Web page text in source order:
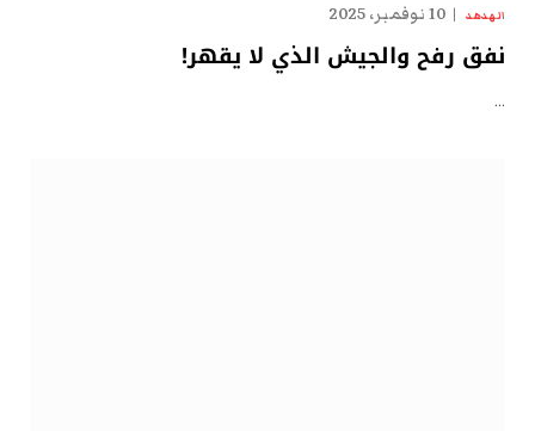
الهدهد 10 نوفمبر، 2025
نفق رفح والجيش الذي لا يقهر!
…